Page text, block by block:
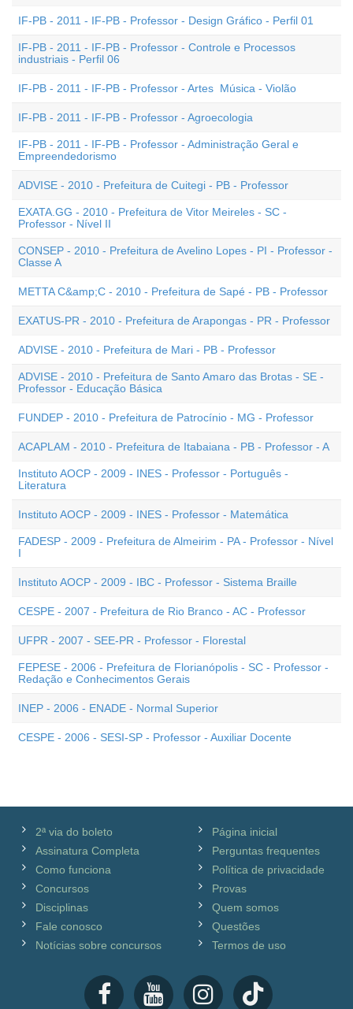
IF-PB - 2011 - IF-PB - Professor - Design Gráfico - Perfil 01
IF-PB - 2011 - IF-PB - Professor - Controle e Processos
industriais - Perfil 06
IF-PB - 2011 - IF-PB - Professor - Artes  Música - Violão
IF-PB - 2011 - IF-PB - Professor - Agroecologia
IF-PB - 2011 - IF-PB - Professor - Administração Geral e
Empreendedorismo
ADVISE - 2010 - Prefeitura de Cuitegi - PB - Professor
EXATA.GG - 2010 - Prefeitura de Vitor Meireles - SC -
Professor - Nível II
CONSEP - 2010 - Prefeitura de Avelino Lopes - PI - Professor -
Classe A
METTA C&amp;C - 2010 - Prefeitura de Sapé - PB - Professor
EXATUS-PR - 2010 - Prefeitura de Arapongas - PR - Professor
ADVISE - 2010 - Prefeitura de Mari - PB - Professor
ADVISE - 2010 - Prefeitura de Santo Amaro das Brotas - SE -
Professor - Educação Básica
FUNDEP - 2010 - Prefeitura de Patrocínio - MG - Professor
ACAPLAM - 2010 - Prefeitura de Itabaiana - PB - Professor - A
Instituto AOCP - 2009 - INES - Professor - Português -
Literatura
Instituto AOCP - 2009 - INES - Professor - Matemática
FADESP - 2009 - Prefeitura de Almeirim - PA - Professor - Nível
I
Instituto AOCP - 2009 - IBC - Professor - Sistema Braille
CESPE - 2007 - Prefeitura de Rio Branco - AC - Professor
UFPR - 2007 - SEE-PR - Professor - Florestal
FEPESE - 2006 - Prefeitura de Florianópolis - SC - Professor -
Redação e Conhecimentos Gerais
INEP - 2006 - ENADE - Normal Superior
CESPE - 2006 - SESI-SP - Professor - Auxiliar Docente
2ª via do boleto
Assinatura Completa
Como funciona
Concursos
Disciplinas
Fale conosco
Notícias sobre concursos
Página inicial
Perguntas frequentes
Política de privacidade
Provas
Quem somos
Questões
Termos de uso